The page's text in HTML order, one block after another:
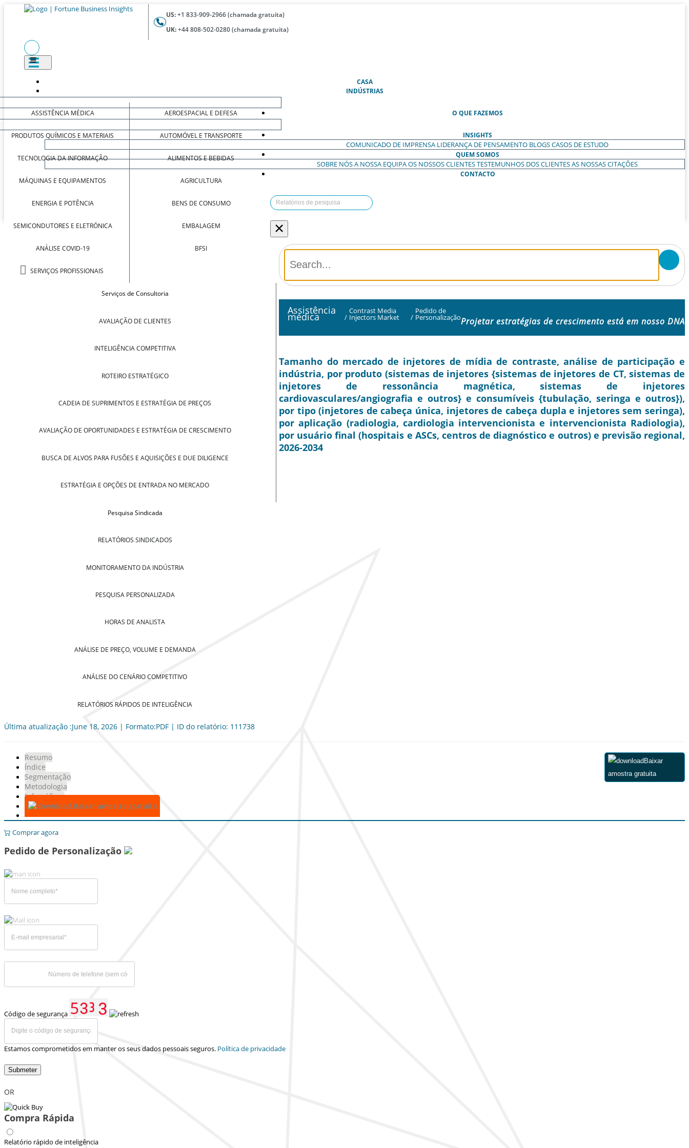
US:+1 833-909-2966 (chamada gratuita)
UK:+44 808-502-0280 (chamada gratuita)
CASA(ATUAL)
INDÚSTRIAS
ASSISTÊNCIA MÉDICA
PRODUTOS QUÍMICOS E MATERIAIS
TECNOLOGIA DA INFORMAÇÃO
MÁQUINAS E EQUIPAMENTOS
ENERGIA E POTÊNCIA
SEMICONDUTORES E ELETRÓNICA
ANÁLISE COVID-19
SERVIÇOS PROFISSIONAIS
AEROESPACIAL E DEFESA
AUTOMÓVEL E TRANSPORTE
ALIMENTOS E BEBIDAS
AGRICULTURA
BENS DE CONSUMO
EMBALAGEM
BFSI
O QUE FAZEMOS
Serviços de Consultoria
AVALIAÇÃO DE CLIENTES
INTELIGÊNCIA COMPETITIVA
ROTEIRO ESTRATÉGICO
CADEIA DE SUPRIMENTOS E ESTRATÉGIA DE PREÇOS
AVALIAÇÃO DE OPORTUNIDADES E ESTRATÉGIA DE CRESCIMENTO
BUSCA DE ALVOS PARA FUSÕES E AQUISIÇÕES E DUE DILIGENCE
ESTRATÉGIA E OPÇÕES DE ENTRADA NO MERCADO
Pesquisa Sindicada
RELATÓRIOS SINDICADOS
MONITORAMENTO DA INDÚSTRIA
PESQUISA PERSONALIZADA
HORAS DE ANALISTA
ANÁLISE DE PREÇO, VOLUME E DEMANDA
ANÁLISE DO CENÁRIO COMPETITIVO
RELATÓRIOS RÁPIDOS DE INTELIGÊNCIA
INSIGHTS
COMUNICADO DE IMPRENSA LIDERANÇA DE PENSAMENTO BLOGSCASOS DE ESTUDO
QUEM SOMOS
SOBRE NÓSA NOSSA EQUIPAOS NOSSOS CLIENTESTESTEMUNHOS DOS CLIENTESAS NOSSAS CITAÇÕES
CONTACTO
×
Assistência
médica /
Contrast Media
Injectors Market /
Pedido de
PersonalizaçãoProjetar estratégias de crescimento está em nosso DNA
Tamanho do mercado de injetores de mídia de contraste, análise de participação e
indústria, por produto (sistemas de injetores {sistemas de injetores de CT, sistemas de
injetores de ressonância magnética, sistemas de injetores
cardiovasculares/angiografia e outros} e consumíveis {tubulação, seringa e outros}),
por tipo (injetores de cabeça única, injetores de cabeça dupla e injetores sem seringa),
por aplicação (radiologia, cardiologia intervencionista e intervencionista Radiologia),
por usuário final (hospitais e ASCs, centros de diagnóstico e outros) e previsão regional,
2026-2034
Última atualização :June 18, 2026 | Formato:PDF | ID do relatório: 111738
Resumo
Índice
Segmentação
Metodologia
Infográficos
Baixar amostra gratuita
Baixar
amostra gratuita
Comprar agora
Pedido de Personalização
Código de segurança
Estamos comprometidos em manter os seus dados pessoais seguros. Política de privacidade
Submeter
OR
Compra Rápida
Relatório rápido de inteligência